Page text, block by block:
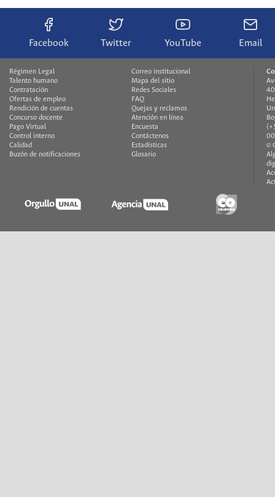
Facebook Twitter YouTube Email
Régimen Legal
Talento humano
Contratación
Ofertas de empleo
Rendición de cuentas
Concurso docente
Pago Virtual
Control interno
Calidad
Buzón de notificaciones
Correo institucional
Mapa del sitio
Redes Sociales
FAQ
Quejas y reclamos
Atención en línea
Encuesta
Contáctenos
Estadísticas
Glosario
©